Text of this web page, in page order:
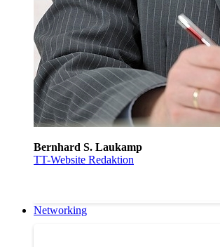
Bernhard S. Laukamp
TT-Website Redaktion
Networking